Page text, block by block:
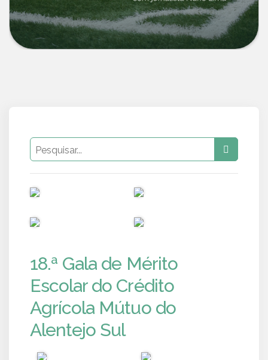
18.ª Gala de Mérito
Escolar do Crédito
Agrícola Mútuo do
Alentejo Sul